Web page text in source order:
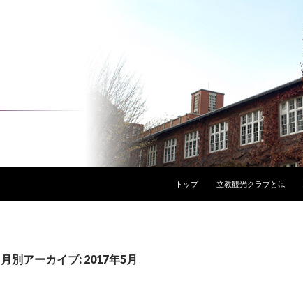
トップ
立教観光クラブとは
月別アーカイブ: 2017年5月